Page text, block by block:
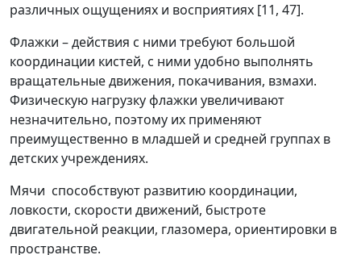
различных ощущениях и восприятиях [11, 47].
Флажки – действия с ними требуют большой
координации кистей, с ними удобно выполнять
вращательные движения, покачивания, взмахи.
Физическую нагрузку флажки увеличивают
незначительно, поэтому их применяют
преимущественно в младшей и средней группах в
детских учреждениях.
Мячи способствуют развитию координации,
ловкости, скорости движений, быстроте
двигательной реакции, глазомера, ориентировки в
пространстве.